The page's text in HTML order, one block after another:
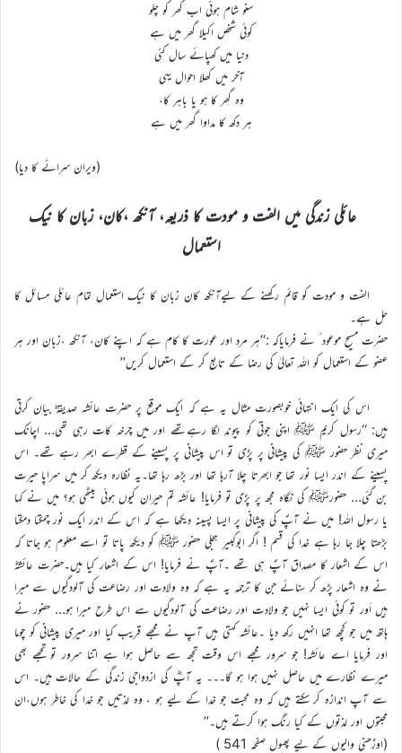
سنو شام ہوئی اب گھر کو چلو
کوئی شخص اکیلا گھر میں ہے
دنیا میں کھپائے سال کئی
آخر میں کھلا احوال یہی
وہ گھر کا ہو یا باہر کا،
ہر دکھ کا مداوا گھر میں ہے
(ویران سرائے کا دیا)
عائلی زندگی میں الفت و مودت کا ذریعہ، آنکھ ،کان، زبان کا نیک
استعمال
الفت و مودت کو قائم رکھنے کے لیےآنکھ کان زبان کا نیک استعمال تمام عائلی مسائل کا
حل ہے۔
حضرت مسیح موعود ؑ نے فرمایاکہ :‘‘ہر مرد اور عورت کا کام ہے کہ اپنے کان، آنکھ ،زبان اور ہر
عضو کے استعمال کو اللہ تعالیٰ کی رضا کے تابع کر کے استعمال کریں’’
اس کی ایک انتہائی خوبصورت مثال یہ ہے کہ ایک موقع پر حضرت عائشہ صدیقہؓ بیان کرتی
ہیں: ‘‘رسول کریم ﷺ اپنی جوتی کو پیوند لگا رہےتھے اور میں چرخہ کات رہی تھی… اچانک
میری نظر حضور ﷺ کی پیشانی پر پڑی تو اس پیشانی پر پسینے کے قطرے ابھر رہے تھے۔ اس
پسینے کے اندر ایسا نور تھا جو ابھرتا چلا آرہا تھا اور بڑھ رہا تھا۔یہ نظارہ دیکھ کر میں سراپا حیرت
بن گئی… حضورﷺ کی نگاہ مجھ پر پڑی تو فرمایا! عائشہ تم حیران کیوں ہوئی بیٹھی ہو؟ میں نے کہا
یا رسول اللہ! میں نے آپؐ کی پیشانی پر ایسا پسینہ دیکھا ہے کہ اس کے اندر ایک نور چمکتا دمکتا
بڑھتا چلا جا رہا ہے خدا کی قسم ! اگر ابوکبیر ہجلی حضور ﷺ کو دیکھ پاتا تو اسے معلوم ہو جاتا کہ
اس کے اشعار کا مصداق آپؐ ہی تھے ۔آپؐ نے فرمایا! اس کے اشعار کیا ہیں۔حضرت عائشہؓ
نے وہ اشعار پڑھ کر سنائے جن کا ترجمہ یہ ہے کہ وہ ولادت اور رضاعت کی آلودگیوں سے مبرا
ہیں اَور تو کوئی ایسا نہیں جو ولادت اور رضاعت کی آلودگیوں سے اس طرح مبرا ہو… حضور نے
ہاتھ میں جو کچھ تھا انہیں رکھ دیا ۔عائشہ کہتی ہیں آپ نے مجھے قریب کیا اور میری پیشانی کو چوما
اور فرمایا اے عائشہ! جو سرور مجھے اس وقت تجھ سے حاصل ہوا ہے اتنا سرور تو تجھے بھی
میرے نظارے میں حاصل نہیں ہوا ہو گا۔۔۔ یہ آپؓ کی ازدواجی زندگی کے حالات ہیں۔ اس
سے آپ اندازہ کر سکتے ہیں کہ وہ محبت جو خدا کے لیے ہو ، وہ لذتیں جو خدا کی خاطر ہوں،ان
محبتوں اور لذتوں کے کیا رنگ ہوا کرتے ہیں۔’’
(اوڑھنی والیوں کے لیے پھول صفحہ 541 )